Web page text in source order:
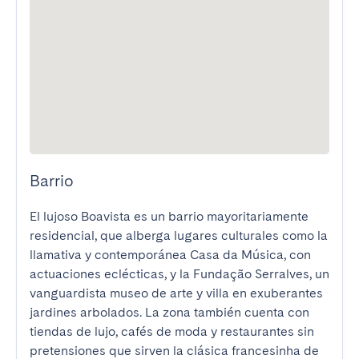
Barrio
El lujoso Boavista es un barrio mayoritariamente
residencial, que alberga lugares culturales como la
llamativa y contemporánea Casa da Música, con
actuaciones eclécticas, y la Fundação Serralves, un
vanguardista museo de arte y villa en exuberantes
jardines arbolados. La zona también cuenta con
tiendas de lujo, cafés de moda y restaurantes sin
pretensiones que sirven la clásica francesinha de